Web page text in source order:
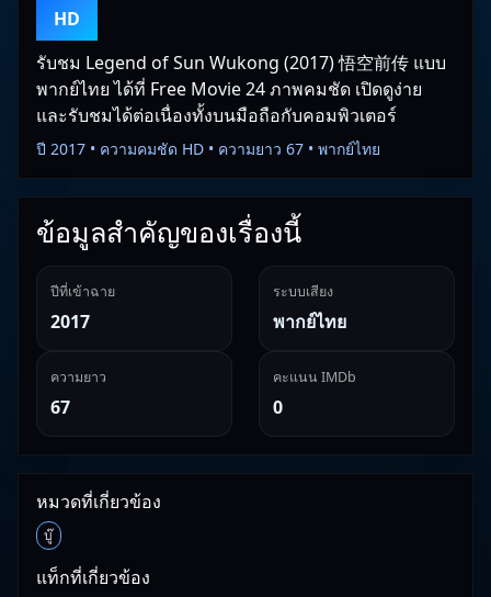
HD
รับชม Legend of Sun Wukong (2017) 悟空前传 แบบ
พากย์ไทย ได้ที่ Free Movie 24 ภาพคมชัด เปิดดูง่าย
และรับชมได้ต่อเนื่องทั้งบนมือถือกับคอมพิวเตอร์
ปี 2017 • ความคมชัด HD • ความยาว 67 • พากย์ไทย
ข้อมูลสำคัญของเรื่องนี้
ปีที่เข้าฉาย
2017
ระบบเสียง
พากย์ไทย
ความยาว
67
คะแนน IMDb
0
หมวดที่เกี่ยวข้อง
บู๊
แท็กที่เกี่ยวข้อง